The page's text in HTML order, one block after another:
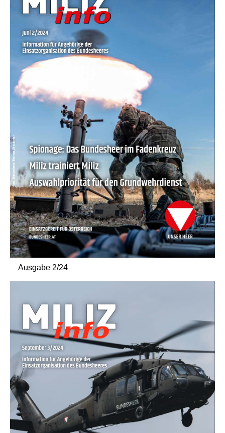
Ausgabe 2/24